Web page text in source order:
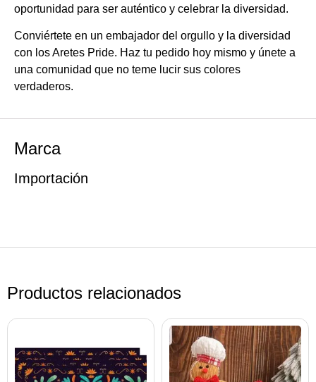
oportunidad para ser auténtico y celebrar la diversidad.
Conviértete en un embajador del orgullo y la diversidad
con los Aretes Pride. Haz tu pedido hoy mismo y únete a
una comunidad que no teme lucir sus colores
verdaderos.
Marca
Importación
Productos relacionados